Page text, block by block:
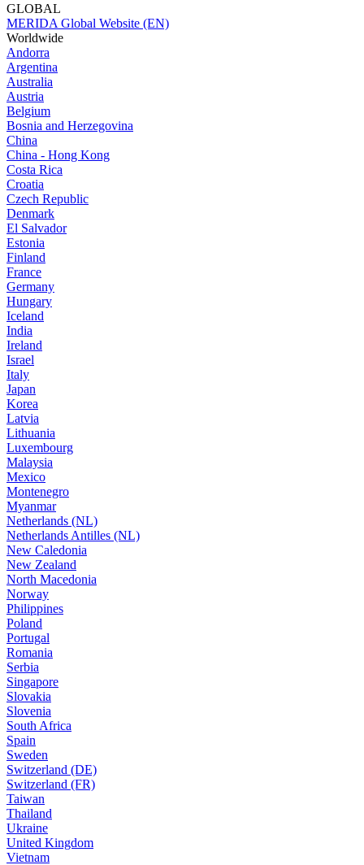
GLOBAL
MERIDA Global Website (EN)
Worldwide
Andorra
Argentina
Australia
Austria
Belgium
Bosnia and Herzegovina
China
China - Hong Kong
Costa Rica
Croatia
Czech Republic
Denmark
El Salvador
Estonia
Finland
France
Germany
Hungary
Iceland
India
Ireland
Israel
Italy
Japan
Korea
Latvia
Lithuania
Luxembourg
Malaysia
Mexico
Montenegro
Myanmar
Netherlands (NL)
Netherlands Antilles (NL)
New Caledonia
New Zealand
North Macedonia
Norway
Philippines
Poland
Portugal
Romania
Serbia
Singapore
Slovakia
Slovenia
South Africa
Spain
Sweden
Switzerland (DE)
Switzerland (FR)
Taiwan
Thailand
Ukraine
United Kingdom
Vietnam